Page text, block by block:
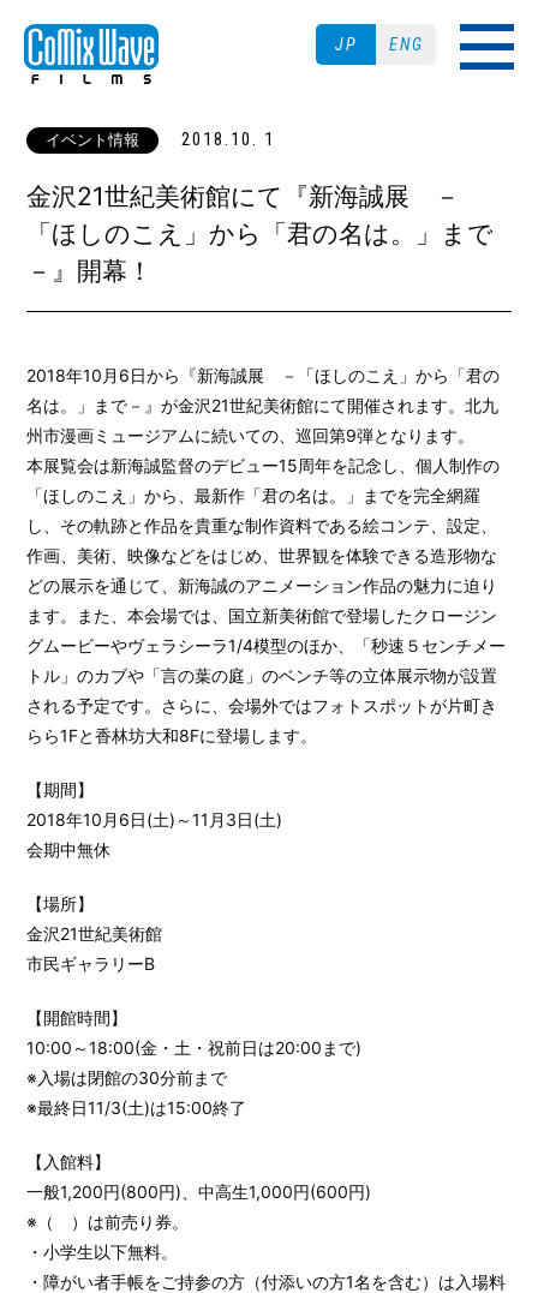
JP ENG
イベント情報 2018.10. 1
金沢21世紀美術館にて『新海誠展 －
「ほしのこえ」から「君の名は。」まで
－』開幕！
2018年10月6日から『新海誠展 －「ほしのこえ」から「君の
名は。」まで－』が金沢21世紀美術館にて開催されます。北九
州市漫画ミュージアムに続いての、巡回第9弾となります。
本展覧会は新海誠監督のデビュー15周年を記念し、個人制作の
「ほしのこえ」から、最新作「君の名は。」までを完全網羅
し、その軌跡と作品を貴重な制作資料である絵コンテ、設定、
作画、美術、映像などをはじめ、世界観を体験できる造形物な
どの展示を通じて、新海誠のアニメーション作品の魅力に迫り
ます。また、本会場では、国立新美術館で登場したクロージン
グムービーやヴェラシーラ1/4模型のほか、「秒速５センチメー
トル」のカブや「言の葉の庭」のベンチ等の立体展示物が設置
される予定です。さらに、会場外ではフォトスポットが片町き
らら1Fと香林坊大和8Fに登場します。
【期間】
2018年10月6日(土)～11月3日(土)
会期中無休
【場所】
金沢21世紀美術館
市民ギャラリーB
【開館時間】
10:00～18:00(金・土・祝前日は20:00まで)
※入場は閉館の30分前まで
※最終日11/3(土)は15:00終了
【入館料】
一般1,200円(800円)、中高生1,000円(600円)
※（ ）は前売り券。
・小学生以下無料。
・障がい者手帳をご持参の方（付添いの方1名を含む）は入場料